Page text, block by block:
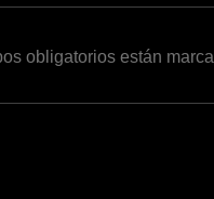
obligatorios están